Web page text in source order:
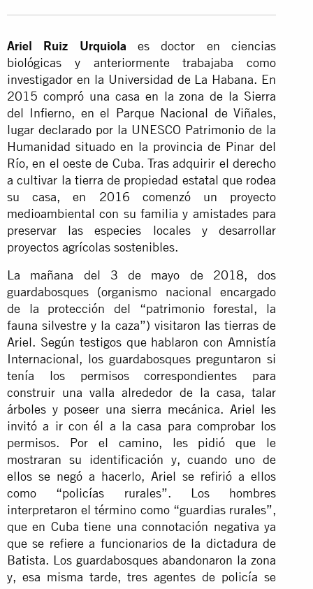
Ariel Ruiz Urquiola es doctor en ciencias
biológicas y anteriormente trabajaba como
investigador en la Universidad de La Habana. En
2015 compró una casa en la zona de la Sierra
del Infierno, en el Parque Nacional de Viñales,
lugar declarado por la UNESCO Patrimonio de la
Humanidad situado en la provincia de Pinar del
Río, en el oeste de Cuba. Tras adquirir el derecho
a cultivar la tierra de propiedad estatal que rodea
su casa, en 2016 comenzó un proyecto
medioambiental con su familia y amistades para
preservar las especies locales y desarrollar
proyectos agrícolas sostenibles.
La mañana del 3 de mayo de 2018, dos
guardabosques (organismo nacional encargado
de la protección del “patrimonio forestal, la
fauna silvestre y la caza”) visitaron las tierras de
Ariel. Según testigos que hablaron con Amnistía
Internacional, los guardabosques preguntaron si
tenía los permisos correspondientes para
construir una valla alrededor de la casa, talar
árboles y poseer una sierra mecánica. Ariel les
invitó a ir con él a la casa para comprobar los
permisos. Por el camino, les pidió que le
mostraran su identificación y, cuando uno de
ellos se negó a hacerlo, Ariel se refirió a ellos
como “policías rurales”. Los hombres
interpretaron el término como “guardias rurales”,
que en Cuba tiene una connotación negativa ya
que se refiere a funcionarios de la dictadura de
Batista. Los guardabosques abandonaron la zona
y, esa misma tarde, tres agentes de policía se